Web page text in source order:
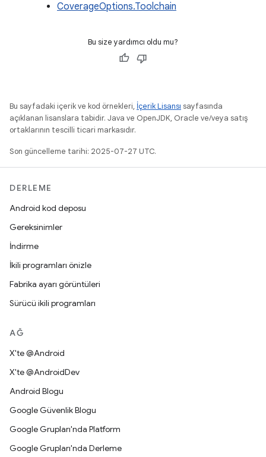
CoverageOptions.Toolchain
Bu size yardımcı oldu mu?
Bu sayfadaki içerik ve kod örnekleri, İçerik Lisansı sayfasında
açıklanan lisanslara tabidir. Java ve OpenJDK, Oracle ve/veya satış
ortaklarının tescilli ticari markasıdır.
Son güncelleme tarihi: 2025-07-27 UTC.
DERLEME
Android kod deposu
Gereksinimler
İndirme
İkili programları önizle
Fabrika ayarı görüntüleri
Sürücü ikili programları
AĞ
X'te @Android
X'te @AndroidDev
Android Blogu
Google Güvenlik Blogu
Google Grupları'nda Platform
Google Grupları'nda Derleme